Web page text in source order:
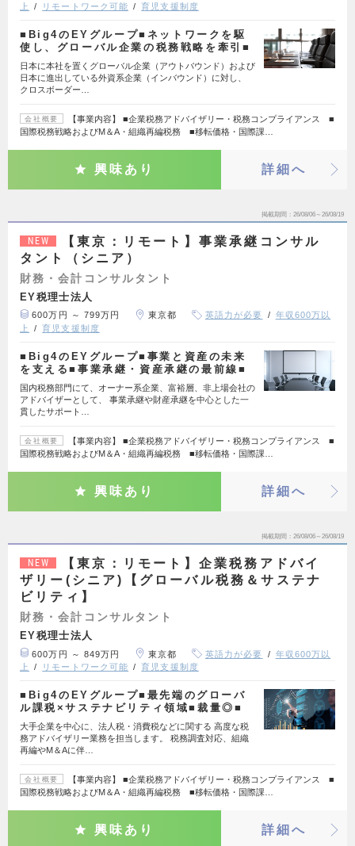
上
リモートワーク可能 育児支援制度
■Big4のEYグループ■ネットワークを駆
使し、グローバル企業の税務戦略を牽引■
日本に本社を置くグローバル企業（アウトバウンド）および
日本に進出している外資系企業（インバウンド）に対し、
クロスボーダー…
会社概要
【事業内容】 ■企業税務アドバイザリー・税務コンプライアンス ■
国際税務戦略およびM＆A・組織再編税務 ■移転価格・国際課…
興味あり 詳細へ
掲載期間 26/08/06～26/08/19
NEW
【東京：リモート】事業承継コンサル
タント（シニア）
財務・会計コンサルタント
EY税理士法人
600万円 ～ 799万円 東京都 英語力が必要
年収600万以
上
育児支援制度
■Big4のEYグループ■事業と資産の未来
を支える■事業承継・資産承継の最前線■
国内税務部門にて、オーナー系企業、富裕層、非上場会社の
アドバイザーとして、 事業承継や財産承継を中心とした一
貫したサポート…
会社概要
【事業内容】 ■企業税務アドバイザリー・税務コンプライアンス ■
国際税務戦略およびM＆A・組織再編税務 ■移転価格・国際課…
興味あり 詳細へ
掲載期間 26/08/06～26/08/19
NEW
【東京：リモート】企業税務アドバイ
ザリー(シニア)【グローバル税務＆サステナ
ビリティ】
財務・会計コンサルタント
EY税理士法人
600万円 ～ 849万円 東京都 英語力が必要
年収600万以
上
リモートワーク可能 育児支援制度
■Big4のEYグループ■最先端のグローバ
ル課税×サステナビリティ領域■裁量◎■
大手企業を中心に、法人税・消費税などに関する 高度な税
務アドバイザリー業務を担当します。 税務調査対応、組織
再編やM＆Aに伴…
会社概要
【事業内容】 ■企業税務アドバイザリー・税務コンプライアンス ■
国際税務戦略およびM＆A・組織再編税務 ■移転価格・国際課…
興味あり 詳細へ